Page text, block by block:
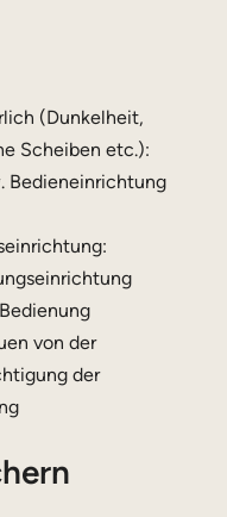
(Dunkelheit,
Scheiben etc.):
Bedieneinrichtung
von der
der